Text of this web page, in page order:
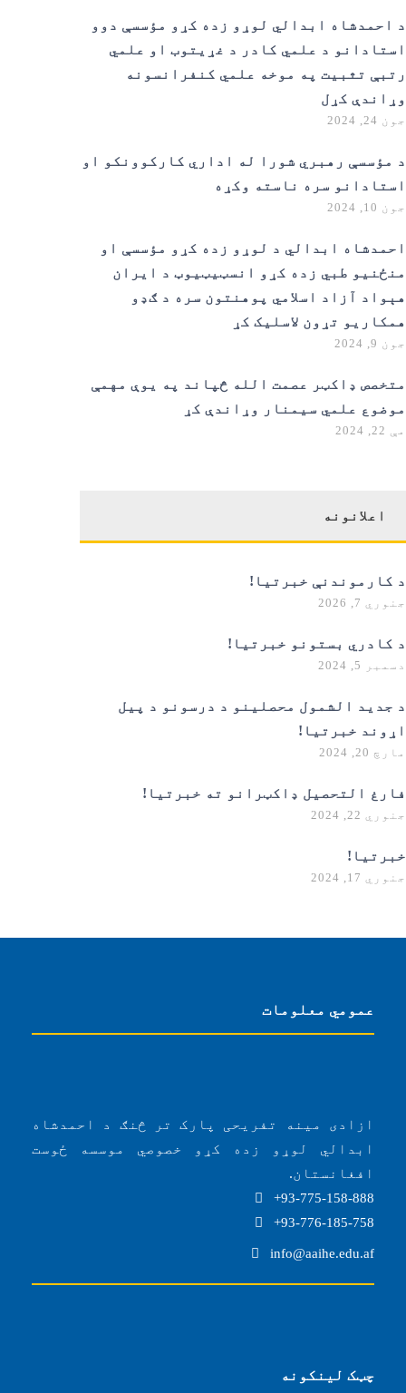
د احمدشاه ابدالي لوړو زده کړو مؤسسې دوو
استادانو د علمي کادر د غړیتوب او علمي
رتبې تثبیت په موخه علمي کنفرانسونه
وړاندې کړل
جون 24, 2024
د مؤسسې رهبري شورا له اداري کارکوونکو او
استادانو سره ناسته وکړه
جون 10, 2024
احمدشاه ابدالي د لوړو زده کړو مؤسسې او
منځنیو طبي زده کړو انسټیټیوټ د ایران
هېواد آزاد اسلامي پوهنتون سره د ګډو
همکاریو تړون لاسلیک کړ
جون 9, 2024
متخصص ډاکټر عصمت الله څپاند په یوې مهمې
موضوع علمي سیمنار وړاندې کړ
مې 22, 2024
اعلانونه
د کارموندنې خبرتیا!
جنوري 7, 2026
د کادري بستونو خبرتیا!
دسمبر 5, 2024
د جدید الشمول محصلینو د درسونو د پیل
اړوند خبرتیا!
مارچ 20, 2024
فارغ التحصیل ډاکټرانو ته خبرتیا!
جنوري 22, 2024
خبرتیا!
جنوري 17, 2024
عمومي معلومات
ازادی مینه تفریحی پارک تر څنګ د احمدشاه
ابدالي لوړو زده کړو خصوصي موسسه ځوست
افغانستان.
93-775-158-888+
93-776-185-758+
info@aaihe.edu.af
چټک لینکونه